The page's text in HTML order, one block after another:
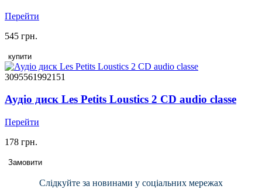
Перейти
545 грн.
купити
3095561992151
Аудіо диск Les Petits Loustics 2 CD audio classe
Перейти
178 грн.
Замовити
Слідкуйте за новинами у соціальних мережах